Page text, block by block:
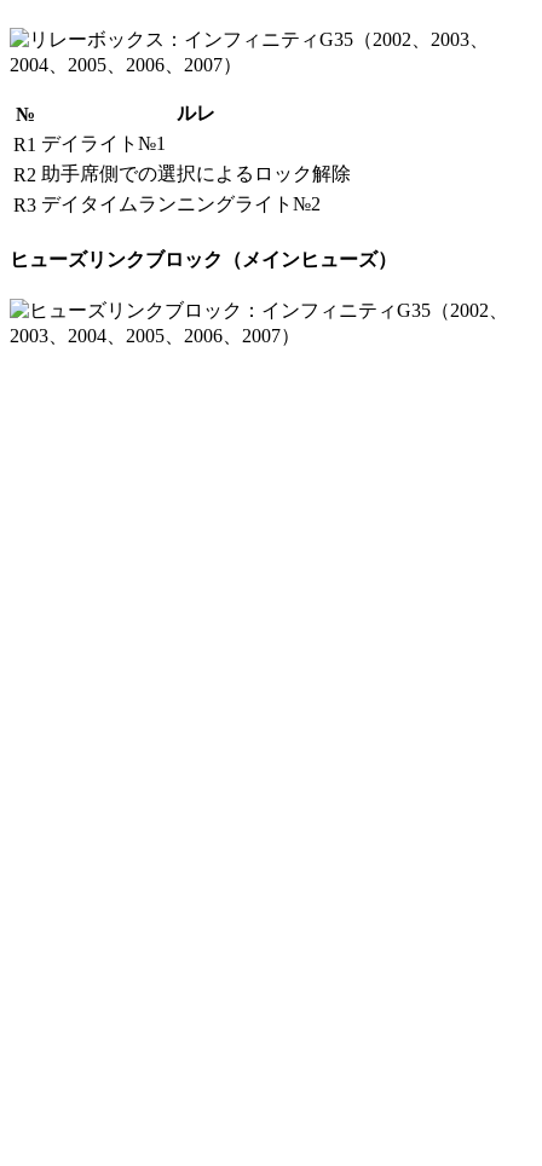
№
ルレ
R1 デイライト№1
R2 助手席側での選択によるロック解除
R3 デイタイムランニングライト№2
ヒューズリンクブロック（メインヒューズ）